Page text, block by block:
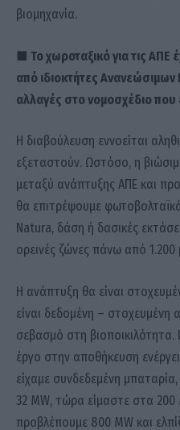
βιομηχανία.
■ Το χωροταξικό για τις ΑΠΕ
από ιδιοκτήτες
αλλαγές στο νομοσχέδιο που
Η διαβούλευση εννοείται
εξεταστούν. Ωστόσο, η
μεταξύ ανάπτυξης ΑΠΕ και
θα επιτρέψουμε
Natura, δάση ή δασικές
ορεινές ζώνες πάνω από 1.200
Η ανάπτυξη θα είναι
είναι δεδομένη –
σεβασμό στη
έργο στην αποθήκευση
είχαμε συνδεδεμένη
32 MW, τώρα είμαστε στα
προβλέπουμε 800 MW και